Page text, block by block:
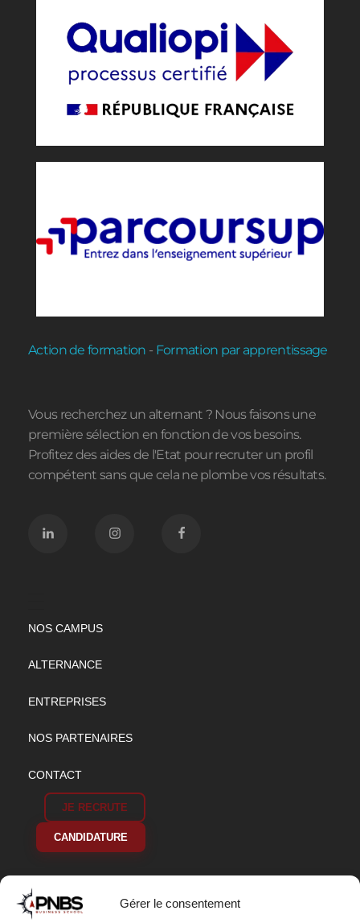
Gérer le consentement
Action de formation - Formation par apprentissage
Vous recherchez un alternant ? Nous faisons une
première sélection en fonction de vos besoins.
Profitez des aides de l'Etat pour recruter un profil
compétent sans que cela ne plombe vos résultats.
NOS CAMPUS
ALTERNANCE
ENTREPRISES
NOS PARTENAIRES
CONTACT
JE RECRUTE
CANDIDATURE
S'ABONNER